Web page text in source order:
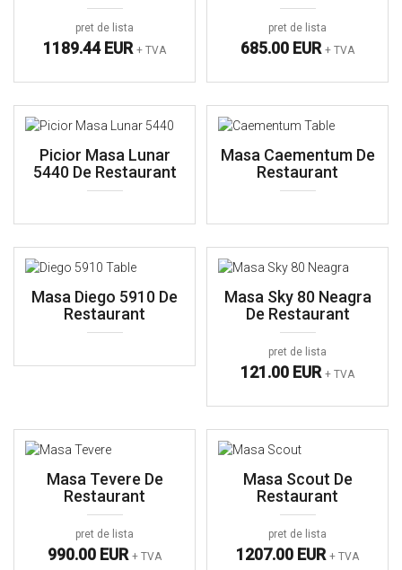
pret de lista
1189.44 EUR + TVA
pret de lista
685.00 EUR + TVA
Picior Masa Lunar
5440 De Restaurant
Masa Caementum De
Restaurant
Masa Diego 5910 De
Restaurant
Masa Sky 80 Neagra
De Restaurant
pret de lista
121.00 EUR + TVA
Masa Tevere De
Restaurant
pret de lista
990.00 EUR + TVA
Masa Scout De
Restaurant
pret de lista
1207.00 EUR + TVA